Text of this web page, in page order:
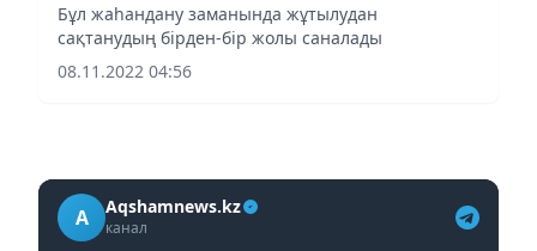
Бұл жаһандану заманында жұтылудан
сақтанудың бірден-бір жолы саналады
08.11.2022 04:56
A Aqshamnews.kz
канал